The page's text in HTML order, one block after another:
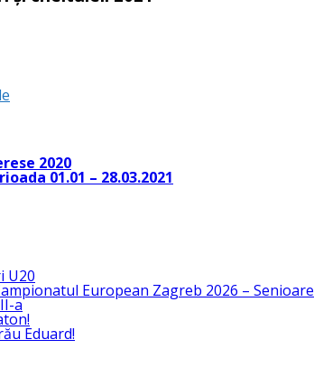
2020
01.01 – 28.03.2021
U20
European Zagreb 2026 – Senioare
a
Eduard!